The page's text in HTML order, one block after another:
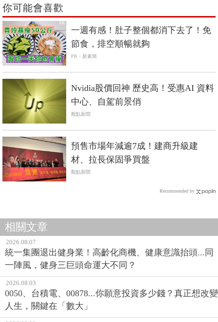
你可能會喜歡
PR
一週有感！肚子整個都消下去了！免
節食，排空順暢就夠
PR・新素簡
Nvidia股價回神 歷史高！受惠AI 資料
中心、自駕前景俏
觀點新聞
預售市場年減逾7成！建商升級建
材、拉長保固爭買盤
觀點新聞
Recommended by
相關文章
2026.08.07
統一集團退出健身業！高齡化商機、健康意識抬頭...同
一陣風，健身三巨頭命運大不同？
2026.08.03
0050、台積電、00878...你願意投資多少錢？真正想改變
人生，關鍵在「數大」